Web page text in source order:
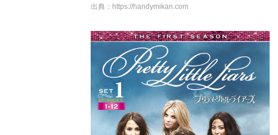
出典： https://handymikan.com